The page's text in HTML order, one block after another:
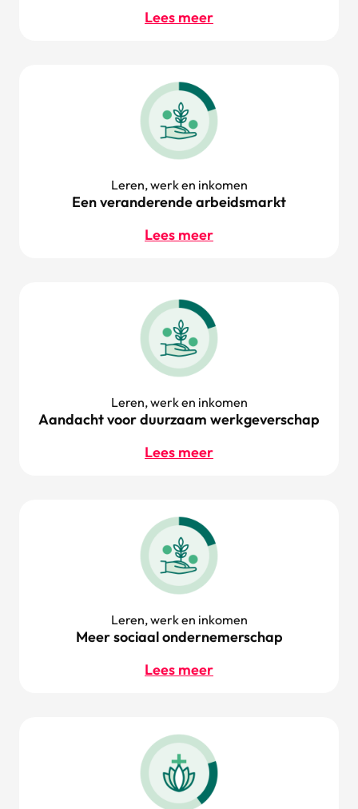
Lees meer
Leren, werk en inkomen
Een veranderende arbeidsmarkt
Lees meer
Leren, werk en inkomen
Aandacht voor duurzaam werkgeverschap
Lees meer
Leren, werk en inkomen
Meer sociaal ondernemerschap
Lees meer